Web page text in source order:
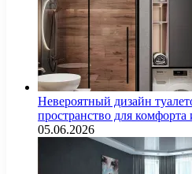
Невероятный дизайн
пространство для
05.06.2026